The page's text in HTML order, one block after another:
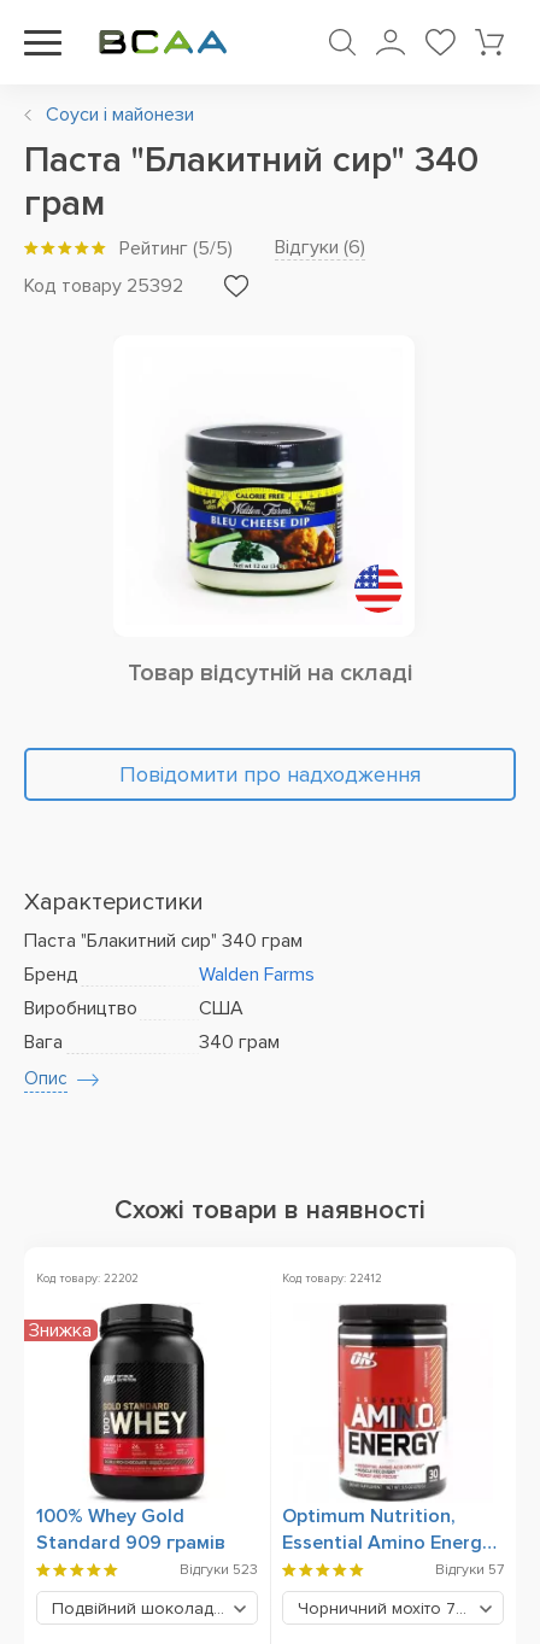
Соуси і майонези
Паста "Блакитний сир" 340
грам
Рейтинг (5/5) Відгуки (6)
Код товару 25392
Товар відсутній на складі
Повідомити про надходження
Характеристики
Паста "Блакитний сир" 340 грам
Бренд
Walden Farms
Виробництво
США
Вага
340 грам
Опис
Схожі товари в наявності
Код товару: 22202
100% Whey Gold
Standard 909 грамів
Відгуки 523
Подвійний шоколад2039 грн
Знижка
Код товару: 22412
Optimum Nutrition,
Essential Amino Energy,
270 грам
Відгуки 57
Чорничний мохіто 779 грн